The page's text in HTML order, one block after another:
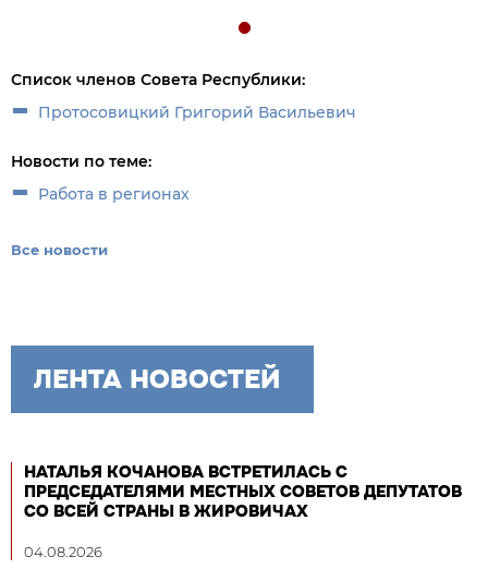
Список членов Совета Республики:
Протосовицкий Григорий Васильевич
Новости по теме:
Работа в регионах
Все новости
ЛЕНТА НОВОСТЕЙ
НАТАЛЬЯ КОЧАНОВА ВСТРЕТИЛАСЬ С
ПРЕДСЕДАТЕЛЯМИ МЕСТНЫХ СОВЕТОВ ДЕПУТАТОВ
СО ВСЕЙ СТРАНЫ В ЖИРОВИЧАХ
04.08.2026